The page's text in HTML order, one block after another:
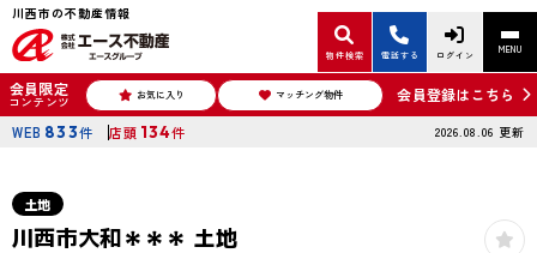
川西市の不動産情報
物件検索 電話する ログイン MENU
会員限定
コンテンツ お気に入り マッチング物件 会員登録はこちら
WEB 833件 店頭 134件 2026.08.06 更新
土地
川西市大和＊＊＊ 土地